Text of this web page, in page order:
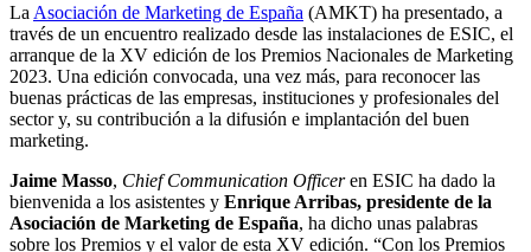
La Asociación de Marketing de España (AMKT) ha presentado, a
través de un encuentro realizado desde las instalaciones de ESIC, el
arranque de la XV edición de los Premios Nacionales de Marketing
2023. Una edición convocada, una vez más, para reconocer las
buenas prácticas de las empresas, instituciones y profesionales del
sector y, su contribución a la difusión e implantación del buen
marketing.
Jaime Masso, Chief Communication Officeren ESIC ha dado la
bienvenida a los asistentes y Enrique Arribas, presidente de la
Asociación de Marketing de España, ha dicho unas palabras
sobre los Premios y el valor de esta XV edición. “Con los Premios